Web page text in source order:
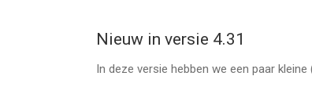
Nieuw in versie 4.31
In deze versie hebben we een paar